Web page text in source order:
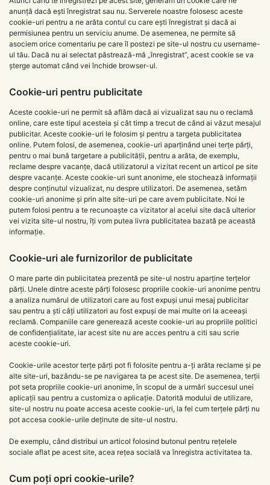
anunță dacă ești înregistrat sau nu. Serverele noastre folosesc aceste
cookie-uri pentru a ne arăta contul cu care ești înregistrat și dacă ai
permisiunea pentru un serviciu anume. De asemenea, ne permite să
asociem orice comentariu pe care îl postezi pe site-ul nostru cu username-
ul tău. Dacă nu ai selectat păstrează-mă „înregistrat”, acest cookie se va
șterge automat când vei închide browser-ul.
Cookie-uri pentru publicitate
Aceste cookie-uri ne permit să aflăm dacă ai vizualizat sau nu o reclamă
online, care este tipul acesteia și cât timp a trecut de când ai văzut mesajul
publicitar. Aceste cookie-uri le folosim și pentru a targeta publicitatea
online. Putem folosi, de asemenea, cookie-uri aparținând unei terțe părți,
pentru o mai bună targetare a publicității, pentru a arăta, de exemplu,
reclame despre vacanțe, dacă utilizatorul a vizitat recent un articol pe site
despre vacanțe. Aceste cookie-uri sunt anonime, ele stochează informații
despre conținutul vizualizat, nu despre utilizatori. De asemenea, setăm
cookie-uri anonime și prin alte site-uri pe care avem publicitate. Noi le
putem folosi pentru a te recunoaște ca vizitator al acelui site dacă ulterior
vei vizita site-ul nostru, îți vom putea livra publicitatea bazată pe această
informație.
Cookie-uri ale furnizorilor de publicitate
O mare parte din publicitatea prezentă pe site-ul nostru aparține terțelor
părți. Unele dintre aceste părți folosesc propriile cookie-uri anonime pentru
a analiza numărul de utilizatori care au fost expuși unui mesaj publicitar
sau pentru a ști câți utilizatori au fost expuși de mai multe ori la aceeași
reclamă. Companiile care generează aceste cookie-uri au propriile politici
de confidențialitate, iar acest site nu are acces pentru a citi sau scrie
aceste cookie-uri.
Cookie-urile acestor terțe părți pot fi folosite pentru a-ți arăta reclame și pe
alte site-uri, bazându-se pe navigarea ta pe acest site. De asemenea, terții
pot seta propriile cookie-uri anonime, în scopul de a urmări succesul unei
aplicații sau pentru a customiza o aplicație. Datorită modului de utilizare,
site-ul nostru nu poate accesa aceste cookie-uri, la fel cum terțele părți nu
pot accesa cookie-urile deținute de site-ul nostru.
De exemplu, când distribui un articol folosind butonul pentru rețelele
sociale aflat pe acest site, acea rețea socială va înregistra activitatea ta.
Cum poți opri cookie-urile?